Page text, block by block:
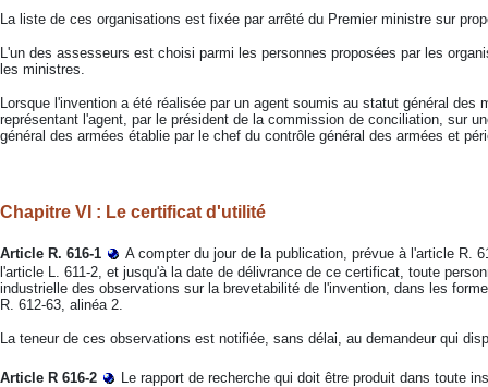
La liste de ces organisations est fixée par arrêté du Premier ministre sur
L'un des assesseurs est choisi parmi les personnes proposées par les
les ministres.
Lorsque l'invention a été réalisée par un agent soumis au statut général
représentant l'agent, par le président de la commission de conciliation, sur
général des armées établie par le chef du contrôle général des armées et
Chapitre VI : Le certificat d'utilité
Article R. 616-1
A compter du jour de la publication, prévue à l'article R.
l'article L. 611-2, et jusqu'à la date de délivrance de ce certificat, toute
industrielle des observations sur la brevetabilité de l'invention, dans les
R. 612-63, alinéa 2.
La teneur de ces observations est notifiée, sans délai, au demandeur qui
Article R 616-2
Le rapport de recherche qui doit être produit dans toute